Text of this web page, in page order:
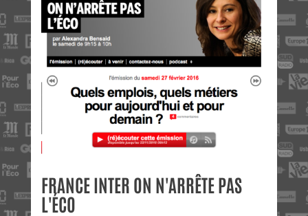
FRANCE INTER ON N'ARRÊTE PAS
L'ÉCO